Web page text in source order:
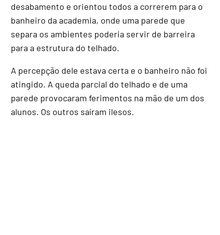
desabamento e orientou todos a correrem para o
banheiro da academia, onde uma parede que
separa os ambientes poderia servir de barreira
para a estrutura do telhado.
A percepção dele estava certa e o banheiro não foi
atingido. A queda parcial do telhado e de uma
parede provocaram ferimentos na mão de um dos
alunos. Os outros saíram ilesos.